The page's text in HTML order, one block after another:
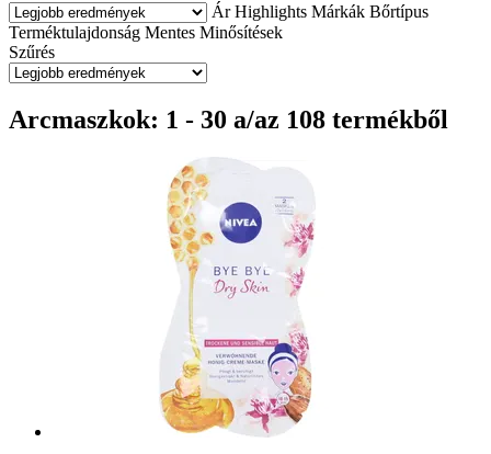
Ár Highlights Márkák Bőrtípus
Terméktulajdonság Mentes Minősítések
Szűrés
Arcmaszkok: 1 - 30 a/az 108 termékből